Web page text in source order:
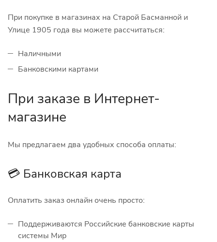
При покупке в магазинах на Старой Басманной и
Улице 1905 года вы можете рассчитаться:
Наличными
Банковскими картами
При заказе в Интернет-
магазине
Мы предлагаем два удобных способа оплаты:
💳 Банковская карта
Оплатить заказ онлайн очень просто:
Поддерживаются Российские банковские карты
системы Мир